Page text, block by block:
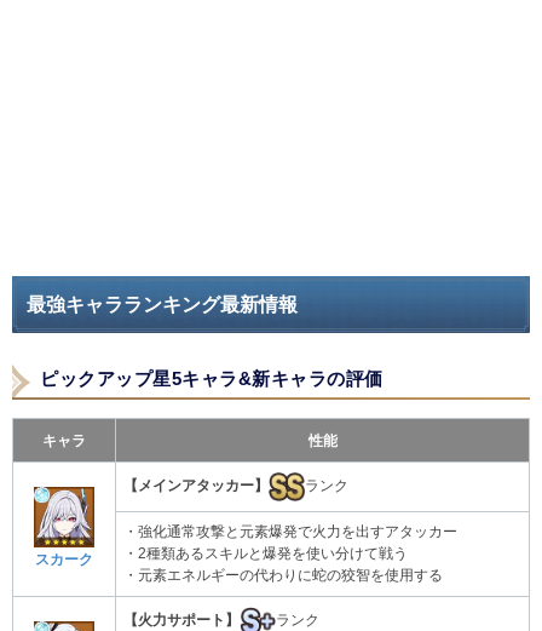
最強キャラランキング最新情報
ピックアップ星5キャラ&新キャラの評価
キャラ 性能
スカーク
【メインアタッカー】 ランク
・強化通常攻撃と元素爆発で火力を出すアタッカー
・2種類あるスキルと爆発を使い分けて戦う
・元素エネルギーの代わりに蛇の狡智を使用する
【火力サポート】 ランク